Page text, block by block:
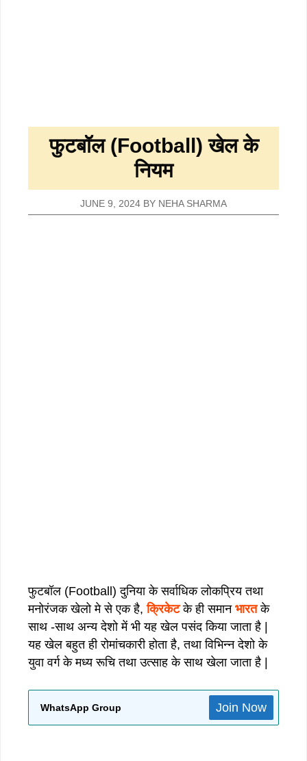
फुटबॉल (Football) खेल के
नियम
JUNE 9, 2024 BY NEHA SHARMA
फुटबॉल (Football) दुनिया के सर्वाधिक लोकप्रिय तथा
मनोरंजक खेलो मे से एक है, क्रिकेटके ही समान भारतके
साथ -साथ अन्य देशो में भी यह खेल पसंद किया जाता है |
यह खेल बहुत ही रोमांचकारी होता है, तथा विभिन्न देशो के
युवा वर्ग के मध्य रूचि तथा उत्साह के साथ खेला जाता है |
WhatsApp Group Join Now